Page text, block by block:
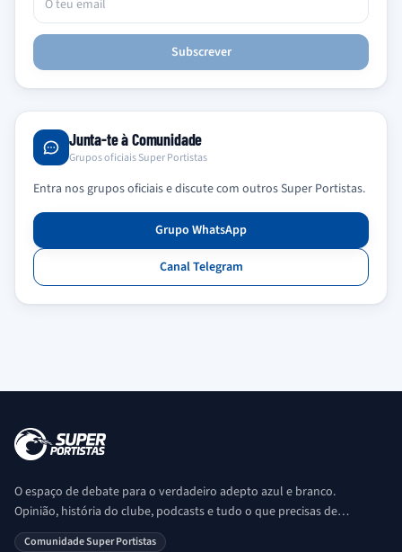
Subscrever
Junta-te à Comunidade
Grupos oficiais Super Portistas
Entra nos grupos oficiais e discute com outros Super Portistas.
Grupo WhatsApp
Canal Telegram
O espaço de debate para o verdadeiro adepto azul e branco.
Opinião, história do clube, podcasts e tudo o que precisas de
saber sobre o universo Porto. Ser Porto é aqui!
Comunidade Super Portistas